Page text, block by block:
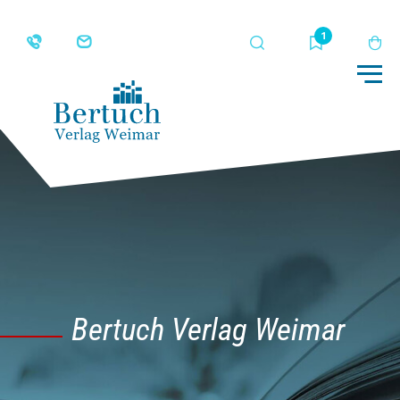
Merkliste
Bertuch Verlag Weimar